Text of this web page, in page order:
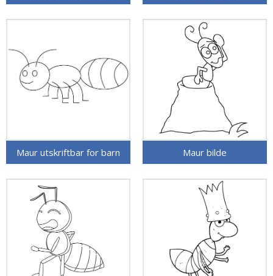
Maur utskriftbar for barn Maur bilde